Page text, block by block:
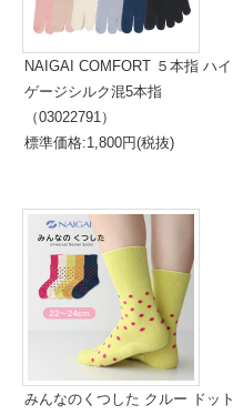
NAIGAI COMFORT ５本指 ハイ
ゲージシルク混5本指
（03022791）
標準価格:1,800円(税抜)
みんなのくつした クルー ドット